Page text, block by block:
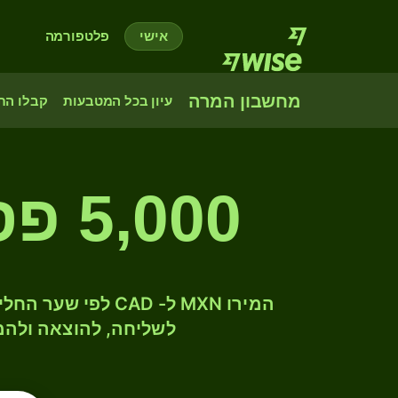
אישי פלטפורמה
מחשבון המרה עיון בכל המטבעות קבלו
5,000 פסו מקסיקני לדולר קנדי
לשליחה, להוצאה